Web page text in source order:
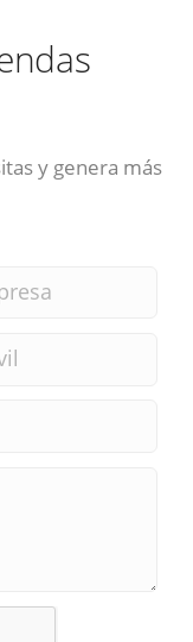
y genera más